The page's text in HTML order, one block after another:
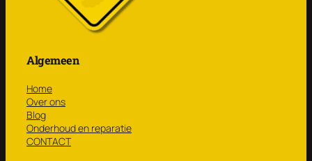
Algemeen
Home
Over ons
Blog
Onderhoud en reparatie
CONTACT